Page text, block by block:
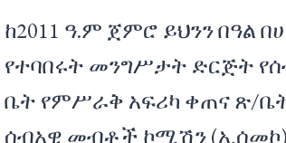
ከ2011 ዓ.ም ጀምሮ ይህንን በዓል
የተባበሩት መንግሥታት ድርጅት
ቤት የምሥራቅ አፍሪካ ቀጠና ጽ/ቤት
ሰብአዊ መብቶች ኮሚሽን